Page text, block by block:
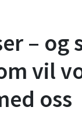
– og
vil
oss